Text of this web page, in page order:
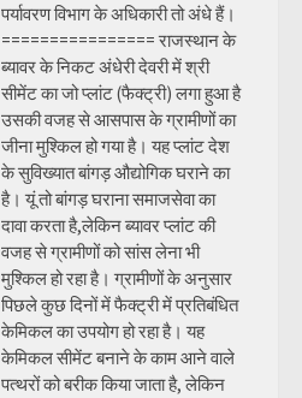
पर्यावरण विभाग के अधिकारी तो अंधे हैं।
================ राजस्थान के
ब्यावर के निकट अंधेरी देवरी में श्री
सीमेंट का जो प्लांट (फैक्ट्री) लगा हुआ है
उसकी वजह से आसपास के ग्रामीणों का
जीना मुश्किल हो गया है। यह प्लांट देश
के सुविख्यात बांगड़ औद्योगिक घराने का
है। यूं तो बांगड़ घराना समाजसेवा का
दावा करता है,लेकिन ब्यावर प्लांट की
वजह से ग्रामीणों को सांस लेना भी
मुश्किल हो रहा है। ग्रामीणों के अनुसार
पिछले कुछ दिनों में फैक्ट्री में प्रतिबंधित
केमिकल का उपयोग हो रहा है। यह
केमिकल सीमेंट बनाने के काम आने वाले
पत्थरों को बरीक किया जाता है, लेकिन